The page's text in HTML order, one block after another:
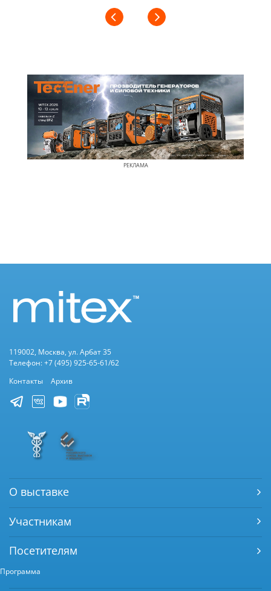
РЕКЛАМА
119002, Москва, ул. Арбат 35
Телефон: +7 (495) 925-65-61/62
Контакты
Архив
О выставке
Участникам
Посетителям
Программа